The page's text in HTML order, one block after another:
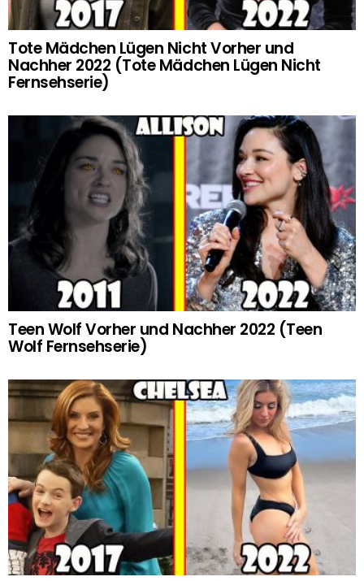
Tote Mädchen Lügen Nicht Vorher und
Nachher 2022 (Tote Mädchen Lügen Nicht
Fernsehserie)
Teen Wolf Vorher und Nachher 2022 (Teen
Wolf Fernsehserie)